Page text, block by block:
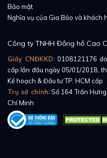
Bảo mật
Nghĩa vụ của Gia Bảo và khách
Công ty TNHH Đồng hồ Cao
Giấy CNĐKKD: 0108121176
cấp lần đầu ngày 05/01/2018,
Kế hoạch & Đầu tư TP. HCM cấp
Trụ sở chính:Số 164 Trần
Chí Minh